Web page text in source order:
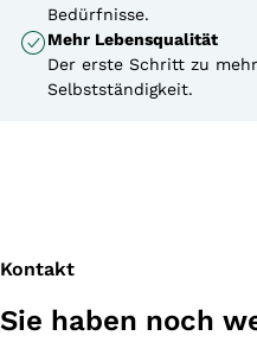
Bedürfnisse.
Mehr Lebensqualität
Der erste Schritt zu
Selbstständigkeit.
Kontakt
Sie haben noch